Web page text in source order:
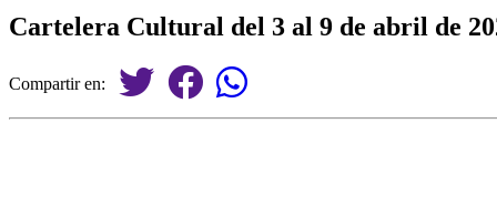
Cartelera Cultural del 3 al 9 de abril de
Compartir en: